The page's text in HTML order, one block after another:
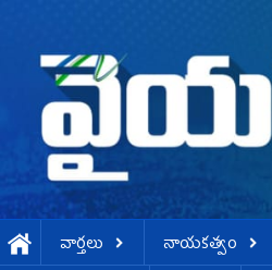
వార్తలు నాయకత్వం